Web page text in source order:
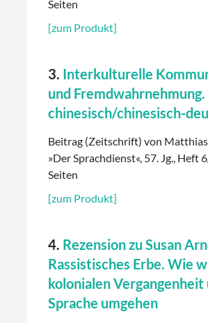
Seiten
[zum Produkt]
3. Interkulturelle
und
chinesisch/chinesisch-
Beitrag (Zeitschrift) von Matthias
»Der Sprachdienst«, 57. Jg., Heft
Seiten
[zum Produkt]
4. Rezension zu Susan
Rassistisches Erbe. Wie
kolonialen
Sprache umgehen